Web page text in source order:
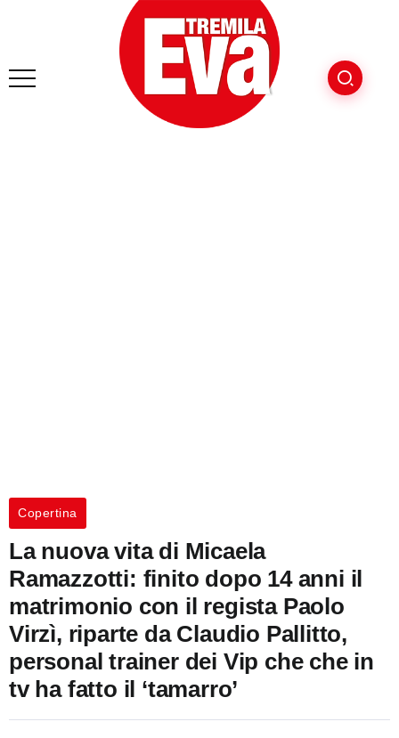
Copertina
La nuova vita di Micaela
Ramazzotti: finito dopo 14 anni il
matrimonio con il regista Paolo
Virzì, riparte da Claudio Pallitto,
personal trainer dei Vip che che in
tv ha fatto il ‘tamarro’